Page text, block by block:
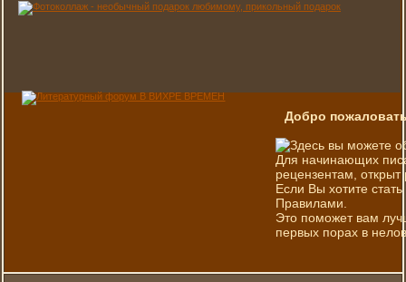
Добро
Здесь вы можете
Для начинающих
рецензентам, открыт
Если Вы хотите
Правилами.
Это поможет вам
первых порах в